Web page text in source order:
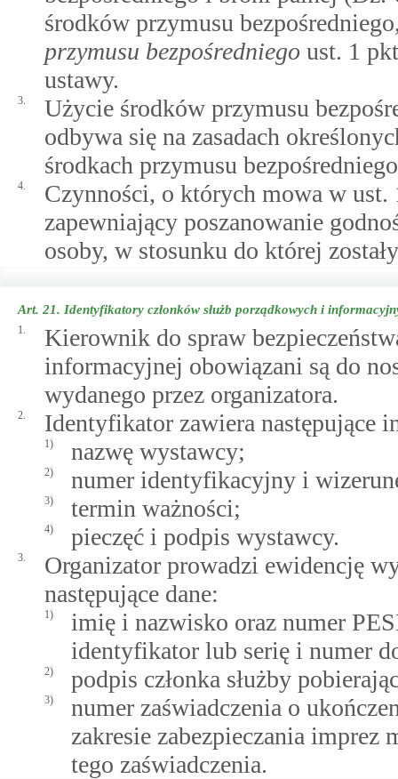
środków przymusu
przymusu bezpośredniego ust. 1
ustawy.
3.
Użycie środków przymusu
odbywa się na zasadach
środkach przymusu
4.
Czynności, o których mowa w
zapewniający poszanowanie
osoby, w stosunku do której
Art. 21. Identyfikatory członków służb porządkowych i
1.
Kierownik do spraw
informacyjnej obowiązani są do
wydanego przez organizatora.
2. Identyfikator zawiera następujące
1) nazwę wystawcy;
2) numer identyfikacyjny i
3) termin ważności;
4) pieczęć i podpis wystawcy.
3.
Organizator prowadzi ewidencję
następujące dane:
1)
imię i nazwisko oraz numer
identyfikator lub serię i numer
2) podpis członka służby
3)
numer zaświadczenia o
zakresie zabezpieczania
tego zaświadczenia.